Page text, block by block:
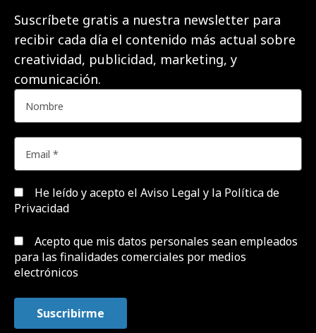
Suscríbete gratis a nuestra newsletter para
recibir cada día el contenido más actual sobre
creatividad, publicidad, marketing, y
comunicación.
He leído y acepto el Aviso Legal y la Política de
Privacidad
Acepto que mis datos personales sean empleados
para las finalidades comerciales por medios
electrónicos